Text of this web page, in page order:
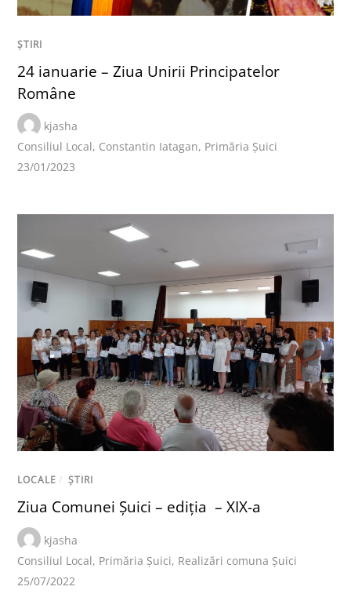
ȘTIRI
24 ianuarie – Ziua Unirii Principatelor
Române
kjasha
Consiliul Local, Constantin Iatagan, Primăria Șuici
23/01/2023
LOCALE / ȘTIRI
Ziua Comunei Șuici – ediția – XIX-a
kjasha
Consiliul Local, Primăria Șuici, Realizări comuna Șuici
25/07/2022